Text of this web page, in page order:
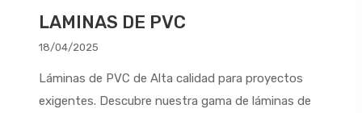
LAMINAS DE PVC
18/04/2025
Láminas de PVC de Alta calidad para proyectos
exigentes. Descubre nuestra gama de láminas de